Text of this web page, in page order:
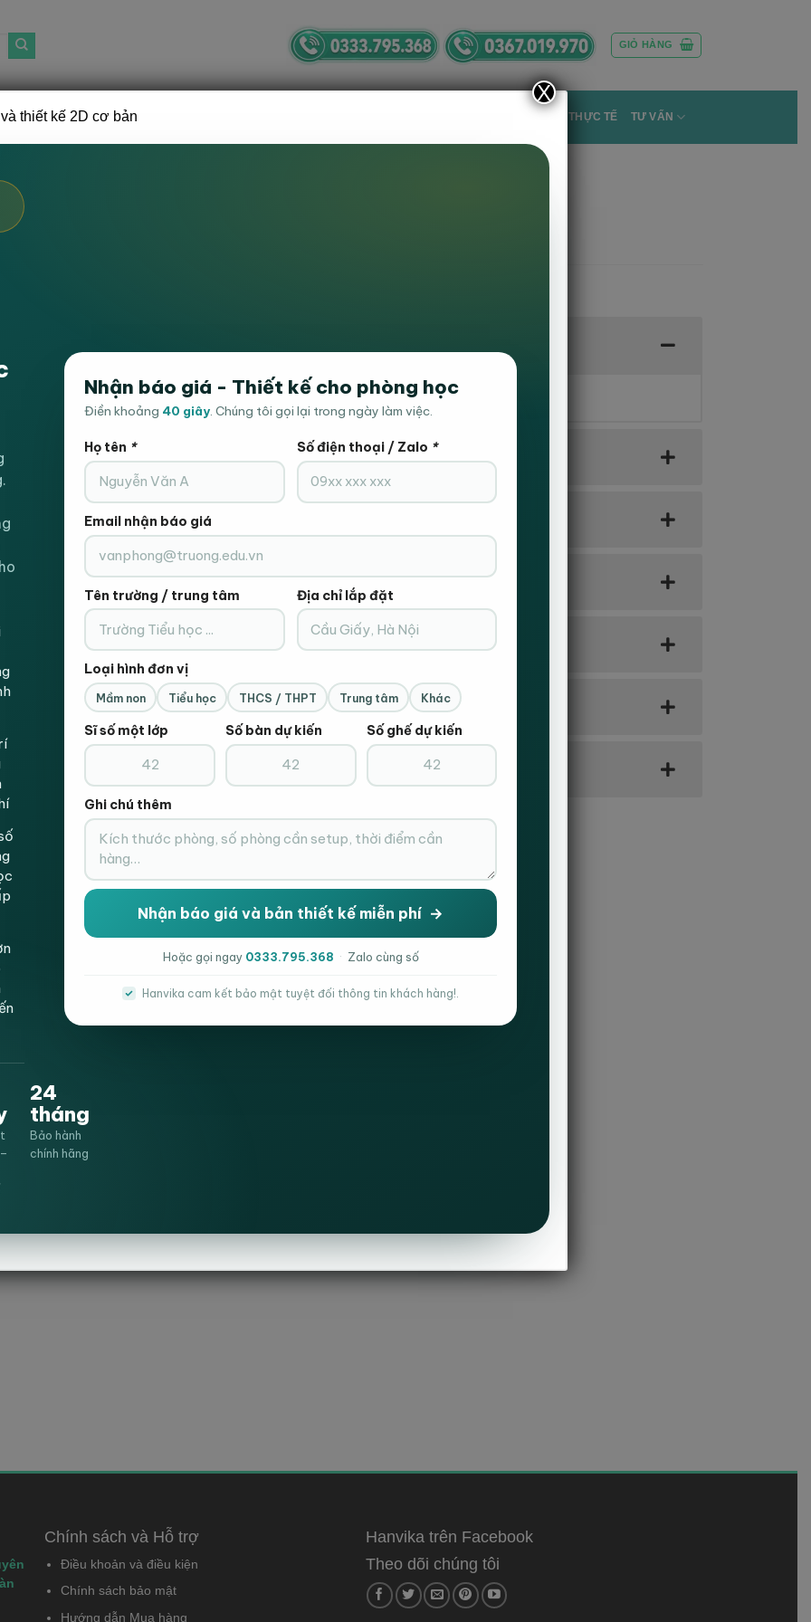
GIỎ HÀNG
GHẾ VĂN PHÒNG BÀN, TỦ VĂN PHÒNG DỰ ÁN THỰC TẾ TƯ VẤN
HỌP
thấy sản phẩm nào khớp với lựa chọn của bạn.
thường gặp về các sản phẩm bàn ghế văn phòng Hanvika
Khánh Thiện, Tổ 65, Tương Mai, Hoàng Mai, Hà Nội
Phí vận chuyển được tính như thế nào?
Nếu xuất VAT thì khách hàng cần phải thanh toán thêm bao nhiêu ?
Giao hàng hỏa tốc khu vực Hà Nội
Có làm hợp đồng được không?
Thời gian bảo hành bao lâu?
Xem catalog ở đâu?
Chính sách và Hỗ trợ
Điều khoản và điều kiện
Chính sách bảo mật
Hướng dẫn Mua hàng
Hanvika trên Facebook
Theo dõi chúng tôi
thiết kế 2D cơ bản
24
tháng
Bảo hành
chính hãng
Nhận báo giá - Thiết kế cho phòng học
Điền khoảng 40 giây. Chúng tôi gọi lại trong ngày làm việc.
Họ tên * Số điện thoại / Zalo *
Email nhận báo giá
Tên trường / trung tâm Địa chỉ lắp đặt
Loại hình đơn vị
Mầm non Tiểu học THCS / THPT Trung tâm Khác
Sĩ số một lớp Số bàn dự kiến Số ghế dự kiến
Ghi chú thêm
Hoặc gọi ngay 0333.795.368 · Zalo cùng số
Hanvika cam kết bảo mật tuyệt đối thông tin khách hàng!.
X